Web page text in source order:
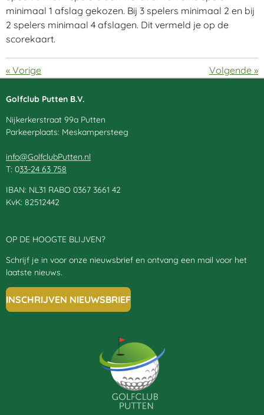
minimaal 1 afslag gekozen. Bij 3 spelers minimaal 2 en bij
2 spelers minimaal 4 afslagen. Dit vermeld je op de
scorekaart.
« Vorige Volgende »
Golfclub Putten B.V.
Nijkerkerstraat 99a Putten
Parkeerplaats: Meskampersteeg
info@GolfclubPutten.nl
T: 033-24 63 758
IBAN: NL31 RABO 0367 3661 42
KvK: 82512442
OP DE HOOGTE BLIJVEN?
Schrijf je in voor onze nieuwsbrief en ontvang een mail voor het
laatste nieuws.
INSCHRIJVEN NIEUWSBRIEF